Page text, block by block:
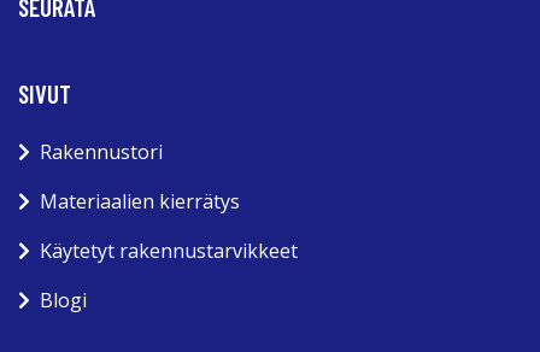
SEURATA
SIVUT
Rakennustori
Materiaalien kierrätys
Käytetyt rakennustarvikkeet
Blogi